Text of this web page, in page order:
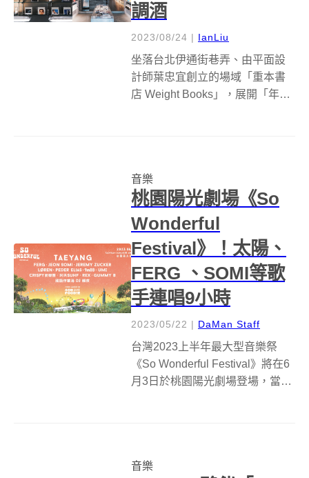
調酒
2023/08/24 | IanLiu
坐落台北伊通街巷弄、由平面設
計師葉忠宜創立的場域「重本書
店 Weight Books」，展開「年度
本龍一，透過收藏黑膠、書籍以
及以坂本...
音樂
桃園陽光劇場《So
Wonderful
Festival》！太陽、
FERG 、SOMI等歌
手連唱9小時
2023/05/22 | DaMan Staff
台灣2023上半年最大型音樂祭
《So Wonderful Festival》將在6
月3日於桃園陽光劇場登場，當天
的...
音樂